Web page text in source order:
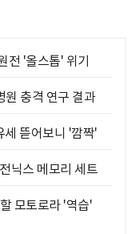
전 '올스톱' 위기
원 충격 연구 결과
뜯어보니 '깜짝'
닉스 메모리 세트
모토로라 '역습'